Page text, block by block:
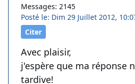
Messages: 2145
Posté le: Dim 29 Juillet 2012,
Citer
Avec plaisir,
j'espère que ma réponse
tardive!